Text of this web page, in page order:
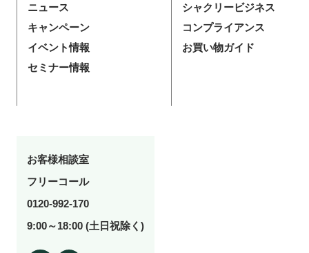
ニュース
キャンペーン
イベント情報
セミナー情報
シャクリービジネス
コンプライアンス
お買い物ガイド
お客様相談室
フリーコール
0120-992-170
9:00～18:00 (土日祝除く)